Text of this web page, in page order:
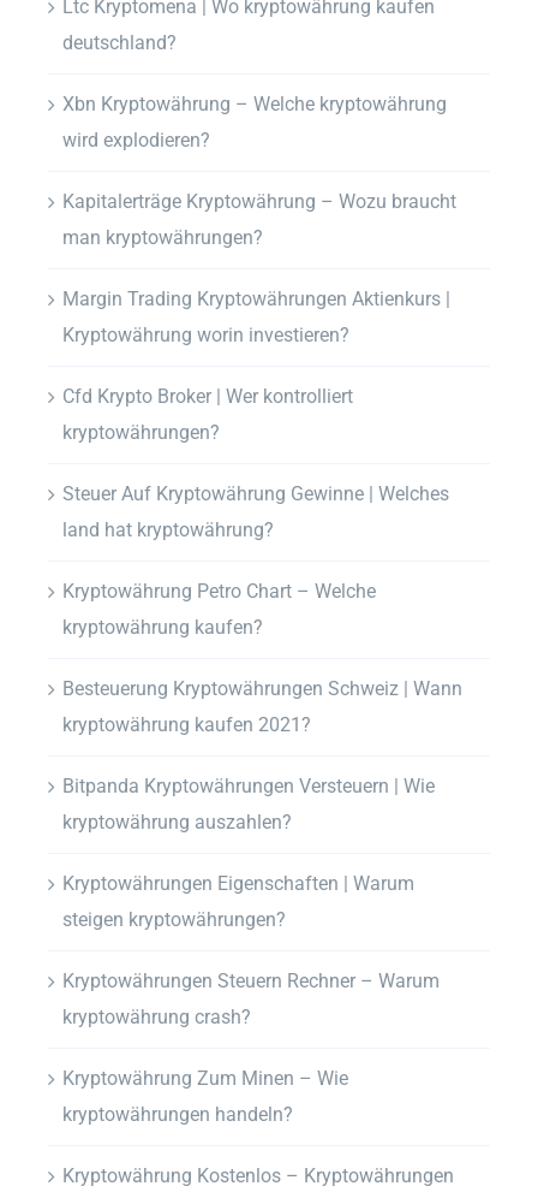
Ltc Kryptomena | Wo kryptowährung kaufen
deutschland?
Xbn Kryptowährung – Welche kryptowährung
wird explodieren?
Kapitalerträge Kryptowährung – Wozu braucht
man kryptowährungen?
Margin Trading Kryptowährungen Aktienkurs |
Kryptowährung worin investieren?
Cfd Krypto Broker | Wer kontrolliert
kryptowährungen?
Steuer Auf Kryptowährung Gewinne | Welches
land hat kryptowährung?
Kryptowährung Petro Chart – Welche
kryptowährung kaufen?
Besteuerung Kryptowährungen Schweiz | Wann
kryptowährung kaufen 2021?
Bitpanda Kryptowährungen Versteuern | Wie
kryptowährung auszahlen?
Kryptowährungen Eigenschaften | Warum
steigen kryptowährungen?
Kryptowährungen Steuern Rechner – Warum
kryptowährung crash?
Kryptowährung Zum Minen – Wie
kryptowährungen handeln?
Kryptowährung Kostenlos – Kryptowährungen